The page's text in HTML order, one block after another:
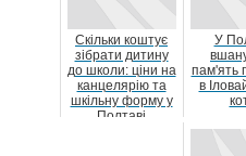
Скільки коштує
зібрати дитину
до школи: ціни на
канцелярію та
шкільну форму у
Полтаві
У
пам'ять
в